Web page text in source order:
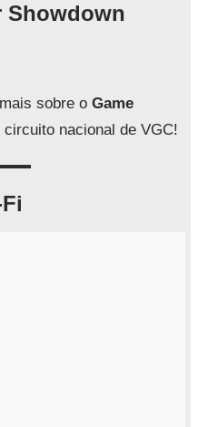
Showdown
sobre o Game
nacional de VGC!